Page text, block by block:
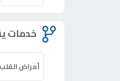
خدمات
أمراض